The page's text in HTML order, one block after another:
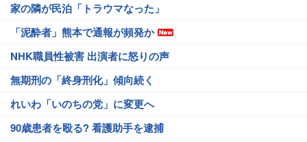
家の隣が民泊「トラウマなった」
「泥酔者」熊本で通報が頻発か
NHK職員性被害 出演者に怒りの声
無期刑の「終身刑化」傾向続く
れいわ「いのちの党」に変更へ
90歳患者を殴る? 看護助手を逮捕